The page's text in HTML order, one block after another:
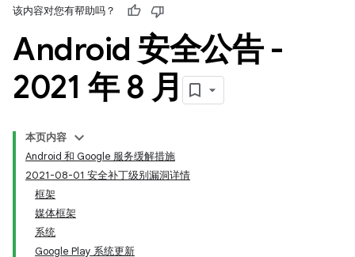
该内容对您有帮助吗？
Android 安全公告 -
2021 年 8 月
本页内容
Android 和 Google 服务缓解措施
2021-08-01 安全补丁级别漏洞详情
框架
媒体框架
系统
Google Play 系统更新